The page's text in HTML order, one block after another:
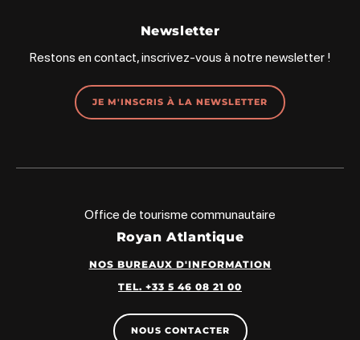
Newsletter
Restons en contact, inscrivez-vous à notre newsletter !
JE M'INSCRIS À LA NEWSLETTER
Office de tourisme communautaire
Royan Atlantique
NOS BUREAUX D'INFORMATION
TEL. +33 5 46 08 21 00
NOUS CONTACTER